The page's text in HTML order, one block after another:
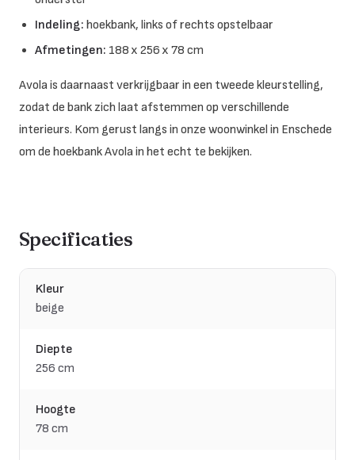
Indeling: hoekbank, links of rechts opstelbaar
Afmetingen: 188 x 256 x 78 cm
Avola is daarnaast verkrijgbaar in een tweede kleurstelling,
zodat de bank zich laat afstemmen op verschillende
interieurs. Kom gerust langs in onze woonwinkel in Enschede
om de hoekbank Avola in het echt te bekijken.
Specificaties
Kleur
beige
Diepte
256 cm
Hoogte
78 cm